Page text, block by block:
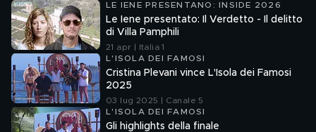
LE IENE PRESENTANO: INSIDE 2026
Le Iene presentato: Il Verdetto - Il delitto
di Villa Pamphili
21 apr | Italia 1
L'ISOLA DEI FAMOSI
Cristina Plevani vince L'Isola dei Famosi
2025
03 lug 2025 | Canale 5
L'ISOLA DEI FAMOSI
Gli highlights della finale